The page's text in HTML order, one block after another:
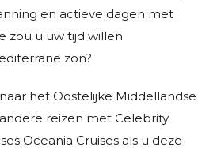
en actieve dagen met
zou u uw tijd willen
zon?
het Oostelijke Middellandse
reizen met Celebrity
Oceania Cruises als u deze